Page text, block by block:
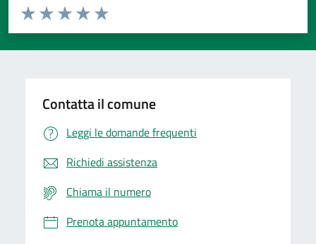
Domanda
Valuta da 1 a 5 stelle la pagina
Valuta 5 stelle su 5
Valuta 4 stelle su 5
Valuta 3 stelle su 5
Valuta 2 stelle su 5
Valuta 1 stelle su 5
Contatta il comune
Leggi le domande frequenti
Richiedi assistenza
Chiama il numero
Prenota appuntamento